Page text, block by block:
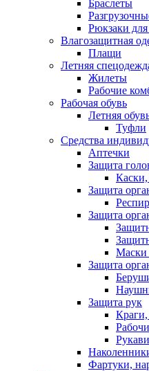
Браслеты
Рюкзаки
Влагозащитная
Плащи
Летняя
Жилеты
Рабочие
Рабочая обувь
Летняя
Туфли
Средства
Аптечки
Защита
Каски,
Защита
Защита
Маски
Защита
Защита рук
Краги,
Фартуки,